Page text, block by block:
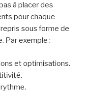
à placer des
pour chaque
sous forme de
Par exemple :
et optimisations.